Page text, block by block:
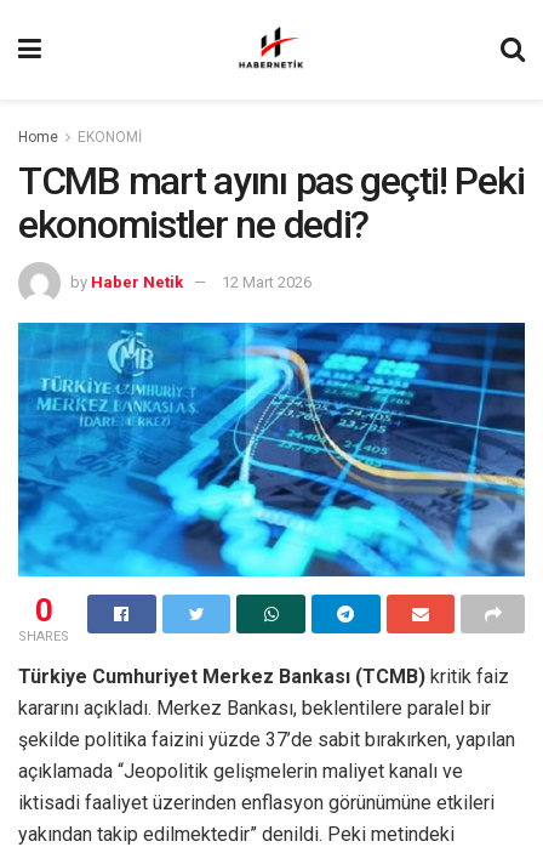
Home EKONOMİ
TCMB mart ayını pas geçti! Peki
ekonomistler ne dedi?
by Haber Netik 12 Mart 2026
0
SHARES
Türkiye Cumhuriyet Merkez Bankası (TCMB) kritik faiz
kararını açıkladı. Merkez Bankası, beklentilere paralel bir
şekilde politika faizini yüzde 37’de sabit bırakırken, yapılan
açıklamada “Jeopolitik gelişmelerin maliyet kanalı ve
iktisadi faaliyet üzerinden enflasyon görünümüne etkileri
yakından takip edilmektedir” denildi. Peki metindeki